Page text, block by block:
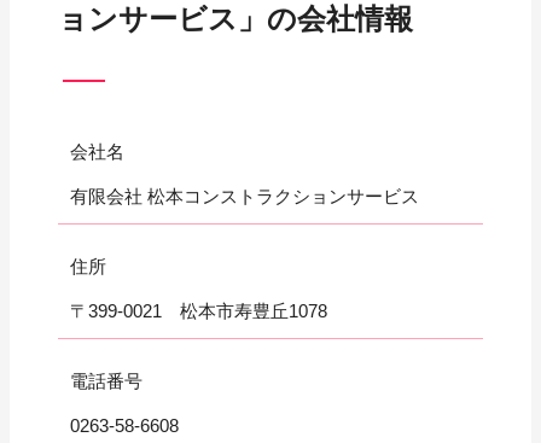
ョンサービス」の会社情報
会社名
有限会社 松本コンストラクションサービス
住所
〒399-0021 松本市寿豊丘1078
電話番号
0263-58-6608